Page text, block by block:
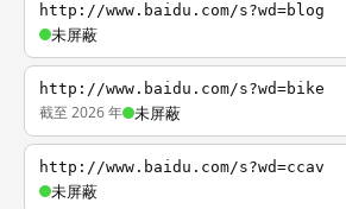
http://www.baidu.com/s?wd=blog
未屏蔽
http://www.baidu.com/s?wd=bike
截至 2026 年 未屏蔽
http://www.baidu.com/s?wd=ccav
未屏蔽